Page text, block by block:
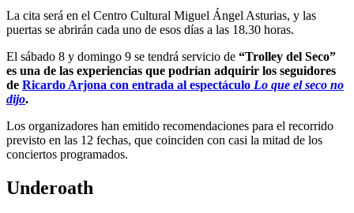
La cita será en el Centro Cultural Miguel Ángel Asturias, y las
puertas se abrirán cada uno de esos días a las 18.30 horas.
El sábado 8 y domingo 9 se tendrá servicio de “Trolley del Seco”
es una de las experiencias que podrían adquirir los seguidores
de Ricardo Arjona con entrada al espectáculo Lo que el seco no
dijo.
Los organizadores han emitido recomendaciones para el recorrido
previsto en las 12 fechas, que coinciden con casi la mitad de los
conciertos programados.
Underoath